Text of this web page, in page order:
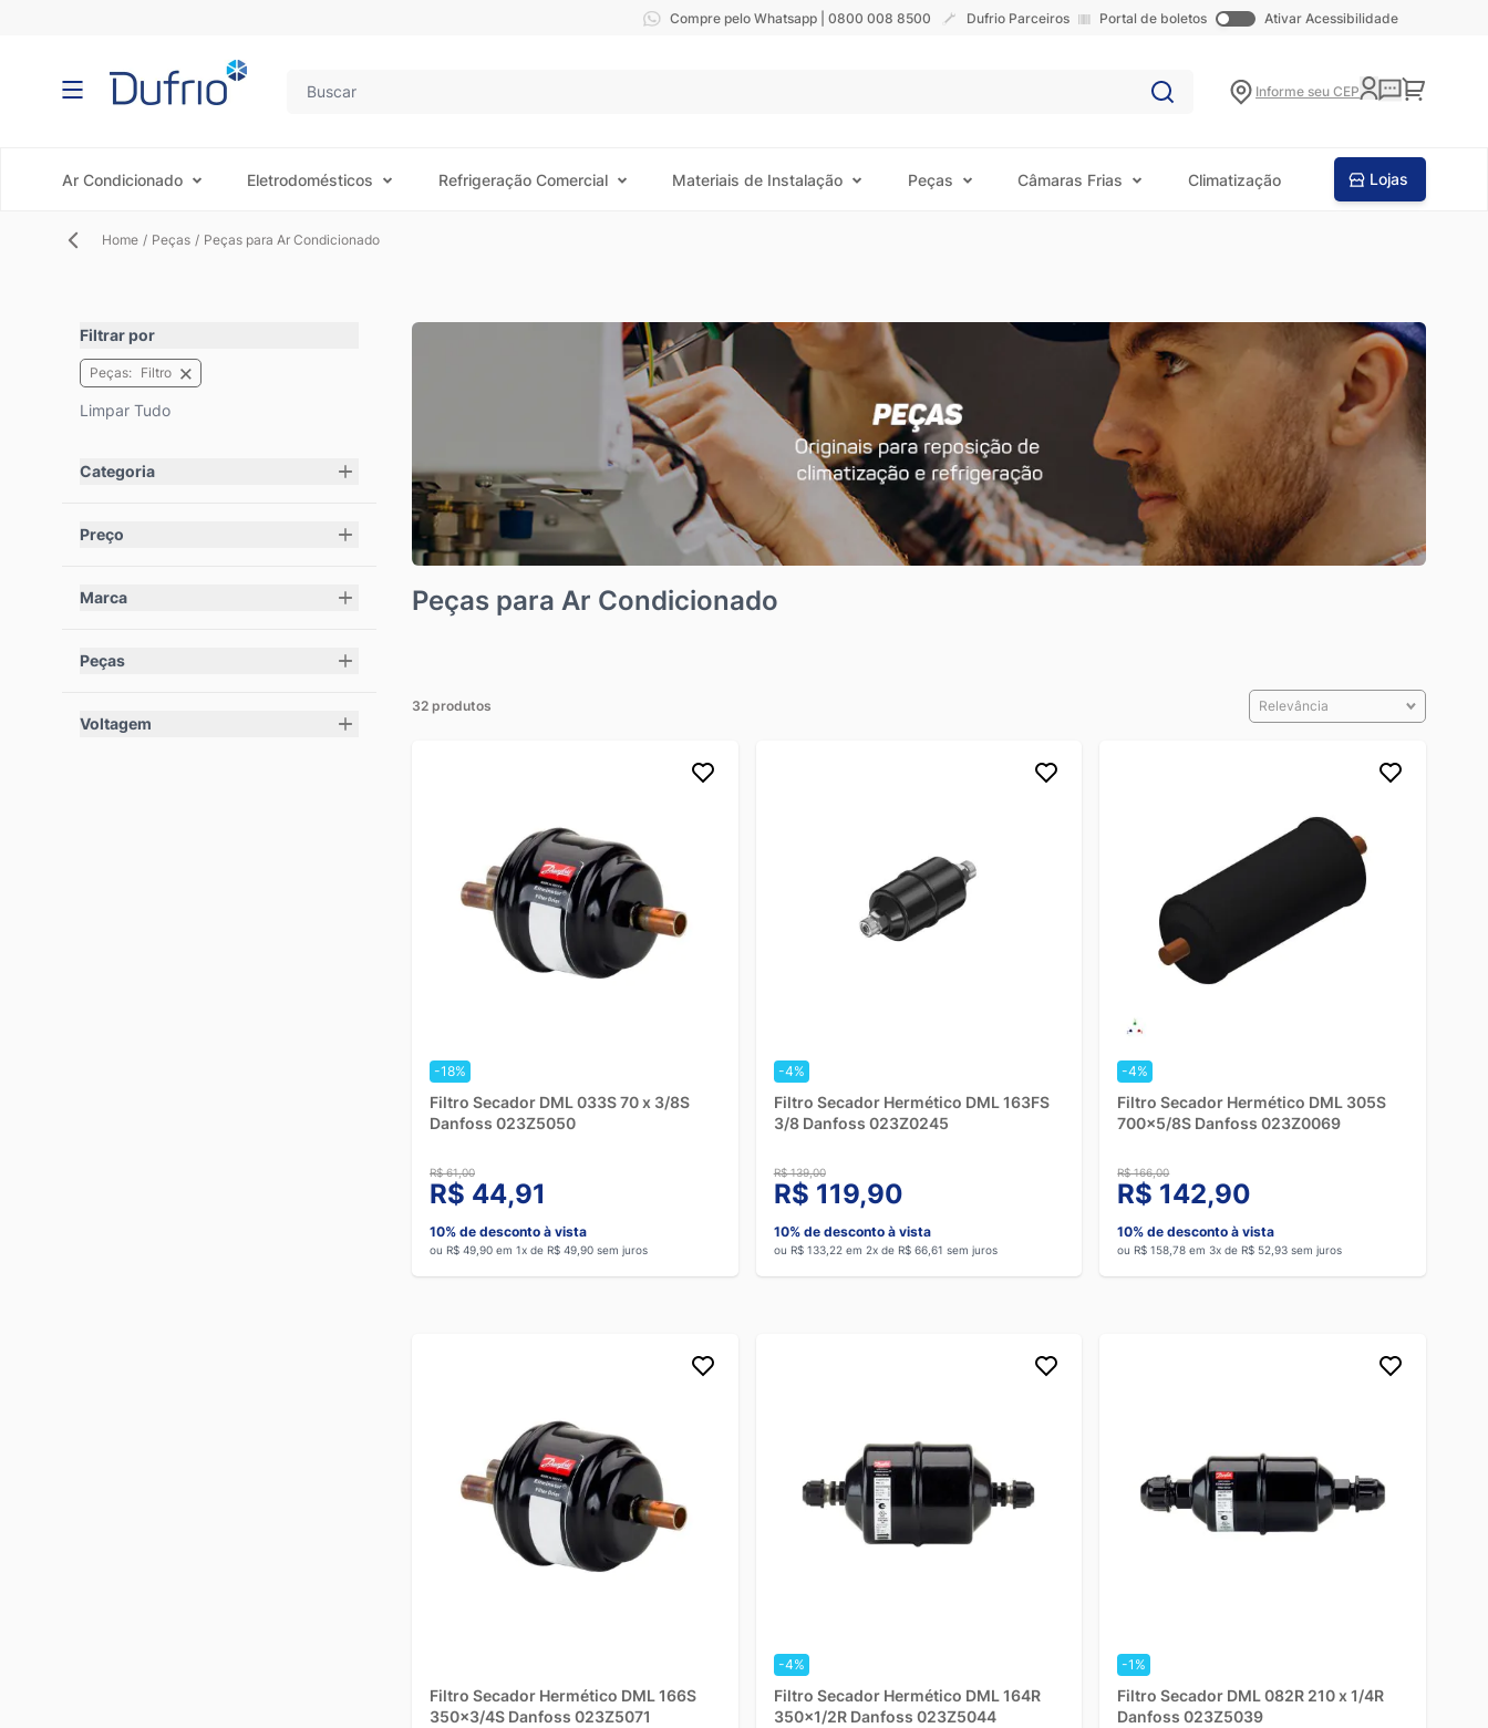
Compre pelo Whatsapp | 0800 008 8500 Dufrio Parceiros Portal de boletos Ativar Acessibilidade
Informe seu CEP Carrinho
Ar Condicionado Eletrodomésticos Refrigeração Comercial Materiais de Instalação Peças Câmaras Frias Climatização Lojas
Home / Peças / Peças para Ar Condicionado
Filtrar por
Peças Filtro
Limpar Tudo
Pular para a lista de produtos
Categoria
Preço
Marca
Peças
Voltagem
Peças para Ar Condicionado
32 produtos Relevância
-18%
Filtro Secador DML 033S 70 x 3/8S
Danfoss 023Z5050
R$ 61,00
R$ 44,91
10% de desconto à vista
ou R$ 49,90 em 1x de R$ 49,90 sem juros
-4%
Filtro Secador Hermético DML 163FS
3/8 Danfoss 023Z0245
R$ 139,00
R$ 119,90
10% de desconto à vista
ou R$ 133,22 em 2x de R$ 66,61 sem juros
-4%
Filtro Secador Hermético DML 305S
700x5/8S Danfoss 023Z0069
R$ 166,00
R$ 142,90
10% de desconto à vista
ou R$ 158,78 em 3x de R$ 52,93 sem juros
Filtro Secador Hermético DML 166S
350x3/4S Danfoss 023Z5071
-4%
Filtro Secador Hermético DML 164R
350x1/2R Danfoss 023Z5044
-1%
Filtro Secador DML 082R 210 x 1/4R
Danfoss 023Z5039